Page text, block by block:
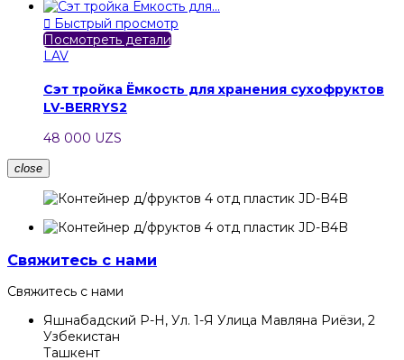
 Быстрый просмотр
Посмотреть детали
LAV
Сэт тройка Ёмкость для хранения сухофруктов
LV-BERRYS2
48 000 UZS
close
Свяжитесь с нами
Свяжитесь с нами
Яшнабадский Р-Н, Ул. 1-Я Улица Мавляна Риёзи, 2
Узбекистан
Ташкент